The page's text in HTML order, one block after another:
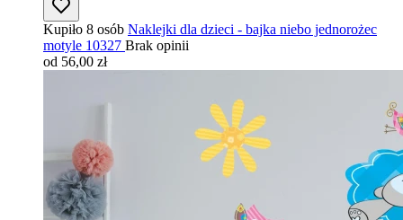
Kupiło 8 osób Naklejki dla dzieci - bajka niebo jednorożec
motyle 10327 Brak opinii
od 56,00 zł